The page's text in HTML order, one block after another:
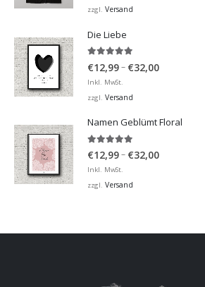
zzgl. Versand
Die Liebe
€12,99– €32,00Preisspanne:
Inkl. MwSt.
zzgl. Versand
Namen Geblümt Floral
5.00von 5
€12,99– €32,00Preisspanne:
Inkl. MwSt.
zzgl. Versand